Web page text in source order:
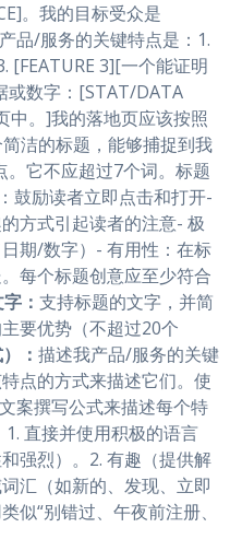
。我的目标受众是
品/服务的关键特点是：1.
[FEATURE 3][一个能证明
或数字：[STAT/DATA
中。]我的落地页应该按照
洁的标题，能够捕捉到我
它不应超过7个词。标题
鼓励读者立即点击和打开-
方式引起读者的注意- 极
期/数字）- 有用性：在标
每个标题创意应至少符合
： 支持标题的文字，并简
要优势（不超过20个
： 描述我产品/服务的关键
点的方式来描述它们。使
案撰写公式来描述每个特
1. 直接并使用积极的语言
强烈）。2. 有趣（提供解
汇（如新的、发现、立即
似“别错过、午夜前注册、